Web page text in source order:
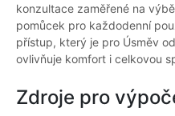
konzultace zaměřené na
pomůcek pro každodenní
přístup, který je pro Úsměv
ovlivňuje komfort i celkovou
Zdroje pro